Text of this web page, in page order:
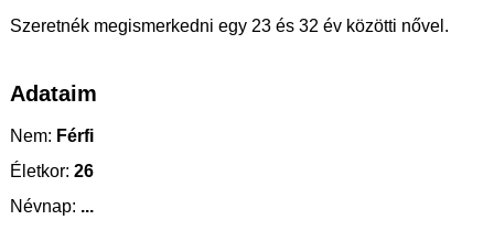
Szeretnék megismerkedni egy 23 és 32 év közötti nővel.
Adataim
Nem: Férfi
Életkor: 26
Névnap: ...